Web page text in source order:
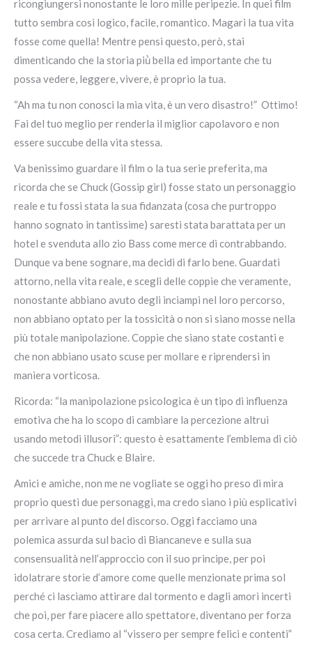
ricongiungersi nonostante le loro mille peripezie. In quei film
tutto sembra così logico, facile, romantico. Magari la tua vita
fosse come quella! Mentre pensi questo, però, stai
dimenticando che la storia più̀ bella ed importante che tu
possa vedere, leggere, vivere, è proprio la tua.
“Ah ma tu non conosci la mia vita, è un vero disastro!” Ottimo!
Fai del tuo meglio per renderla il miglior capolavoro e non
essere succube della vita stessa.
Va benissimo guardare il film o la tua serie preferita, ma
ricorda che se Chuck (Gossip girl) fosse stato un personaggio
reale e tu fossi stata la sua fidanzata (cosa che purtroppo
hanno sognato in tantissime) saresti stata barattata per un
hotel e svenduta allo zio Bass come merce di contrabbando.
Dunque va bene sognare, ma decidi di farlo bene. Guardati
attorno, nella vita reale, e scegli delle coppie che veramente,
nonostante abbiano avuto degli inciampi nel loro percorso,
non abbiano optato per la tossicità o non si siano mosse nella
più totale manipolazione. Coppie che siano state costanti e
che non abbiano usato scuse per mollare e riprendersi in
maniera vorticosa.
Ricorda: “la manipolazione psicologica è un tipo di influenza
emotiva che ha lo scopo di cambiare la percezione altrui
usando metodi illusori”: questo è esattamente l’emblema di ciò
che succede tra Chuck e Blaire.
Amici e amiche, non me ne vogliate se oggi ho preso di mira
proprio questi due personaggi, ma credo siano i più esplicativi
per arrivare al punto del discorso. Oggi facciamo una
polemica assurda sul bacio di Biancaneve e sulla sua
consensualità nell’approccio con il suo principe, per poi
idolatrare storie d’amore come quelle menzionate prima sol
perché ci lasciamo attirare dal tormento e dagli amori incerti
che poi, per fare piacere allo spettatore, diventano per forza
cosa certa. Crediamo al “vissero per sempre felici e contenti”